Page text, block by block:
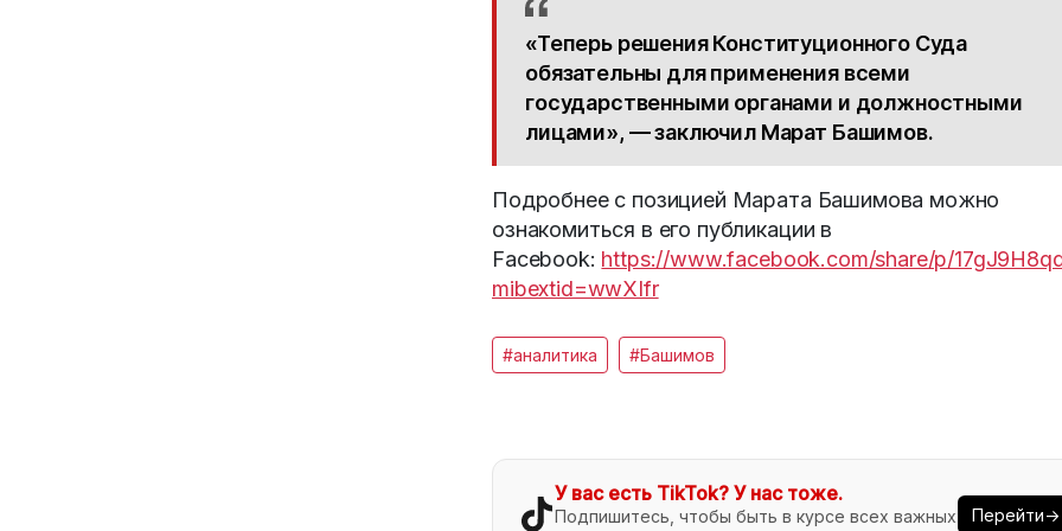
«Теперь решения Конституционного Суда
обязательны для применения всеми
государственными органами и должностными
лицами», — заключил Марат Башимов.
Подробнее с позицией Марата Башимова можно
ознакомиться в его публикации в
Facebook: https://www.facebook.com/share/p/
mibextid=wwXIfr
#аналитика #Башимов
У вас есть TikTok? У нас тоже.
Подпишитесь, чтобы быть в курсе всех важных
Перейти→